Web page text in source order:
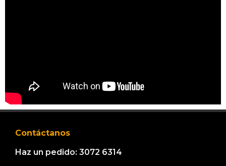
Contáctanos
Haz un pedido: 3072 6314